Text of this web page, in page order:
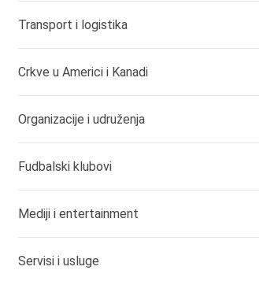
Transport i logistika
Crkve u Americi i Kanadi
Organizacije i udruženja
Fudbalski klubovi
Mediji i entertainment
Servisi i usluge